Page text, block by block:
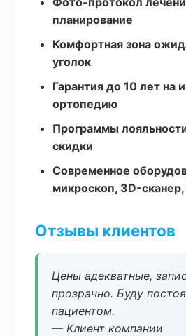
планирование
Комфортная зона
уголок
Гарантия до 10 лет на
ортопедию
Программы
скидки
Современное
микроскоп, 3D-
Отзывы клиентов
Цены адекватные,
прозрачно. Буду
пациентом.
— Клиент компании